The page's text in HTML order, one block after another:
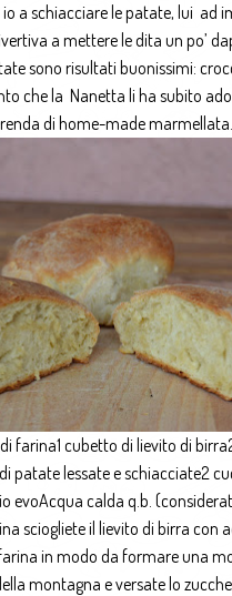
io a schiacciare le patate, lui ad
a mettere le dita un po’
sono risultati buonissimi:
che la Nanetta li ha subito
di home-made marmellata.
farina1 cubetto di lievito di
patate lessate e schiacciate2
evoAcqua calda q.b.
sciogliete il lievito di birra con
in modo da formare una
montagna e versate lo